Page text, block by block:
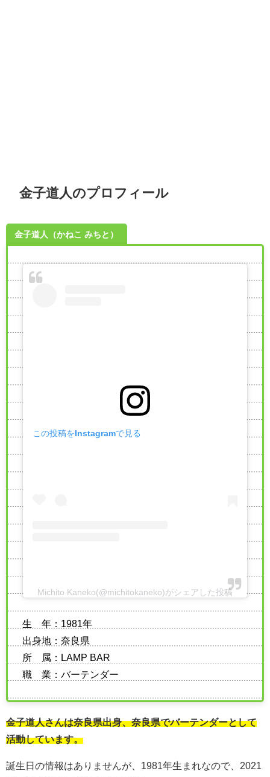
金子道人のプロフィール
金子道人（かねこ みちと）
この投稿をInstagramで見る
Michito Kaneko(@michitokaneko)がシェアした投稿
生 年：1981年
出身地：奈良県
所 属：LAMP BAR
職 業：バーテンダー
金子道人さんは奈良県出身、奈良県でバーテンダーとして
活動しています。
誕生日の情報はありませんが、1981年生まれなので、2021